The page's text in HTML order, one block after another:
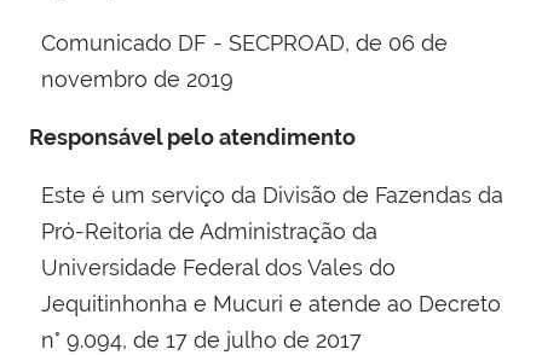
Comunicado DF - SECPROAD, de 06 de
novembro de 2019
Responsável pelo atendimento
Este é um serviço da Divisão de Fazendas da
Pró-Reitoria de Administração da
Universidade Federal dos Vales do
Jequitinhonha e Mucuri e atende ao Decreto
n° 9.094, de 17 de julho de 2017